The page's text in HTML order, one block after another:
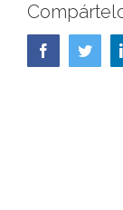
Facebook